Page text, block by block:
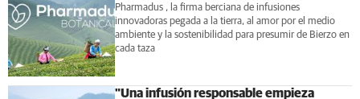
Pharmadus , la firma berciana de infusiones
innovadoras pegada a la tierra, al amor por el medio
ambiente y la sostenibilidad para presumir de Bierzo en
cada taza
"Una infusión responsable empieza